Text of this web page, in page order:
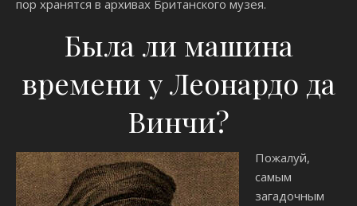
пор хранятся в архивах Британского музея.
Была ли машина
времени у Леонардо да
Винчи?
Пожалуй,
самым
загадочным